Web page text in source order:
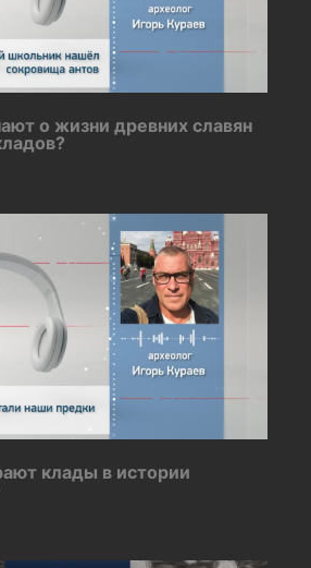
о жизни древних славян
клады в истории